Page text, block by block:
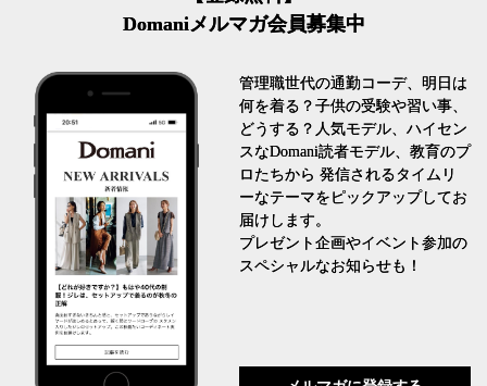
Domaniメルマガ会員募集中
管理職世代の通勤コーデ、明日は
何を着る？子供の受験や習い事、
どうする？人気モデル、ハイセン
スなDomani読者モデル、教育のプ
ロたちから 発信されるタイムリ
ーなテーマをピックアップしてお
届けします。
プレゼント企画やイベント参加の
スペシャルなお知らせも！